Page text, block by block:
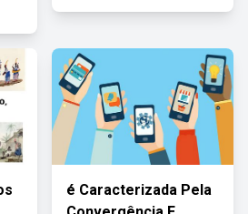
é Caracterizada Pela